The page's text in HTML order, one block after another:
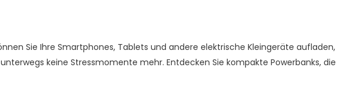
Sie Ihre Smartphones, Tablets und andere elektrische Kleingeräte aufladen,
keine Stressmomente mehr. Entdecken Sie kompakte Powerbanks, die